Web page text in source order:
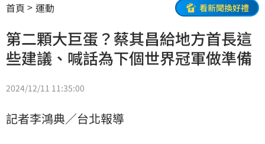
首頁 運動 看新聞換好禮
第二顆大巨蛋？蔡其昌給地方首長這
些建議、喊話為下個世界冠軍做準備
2024/12/11 11:35:00
記者李鴻典／台北報導